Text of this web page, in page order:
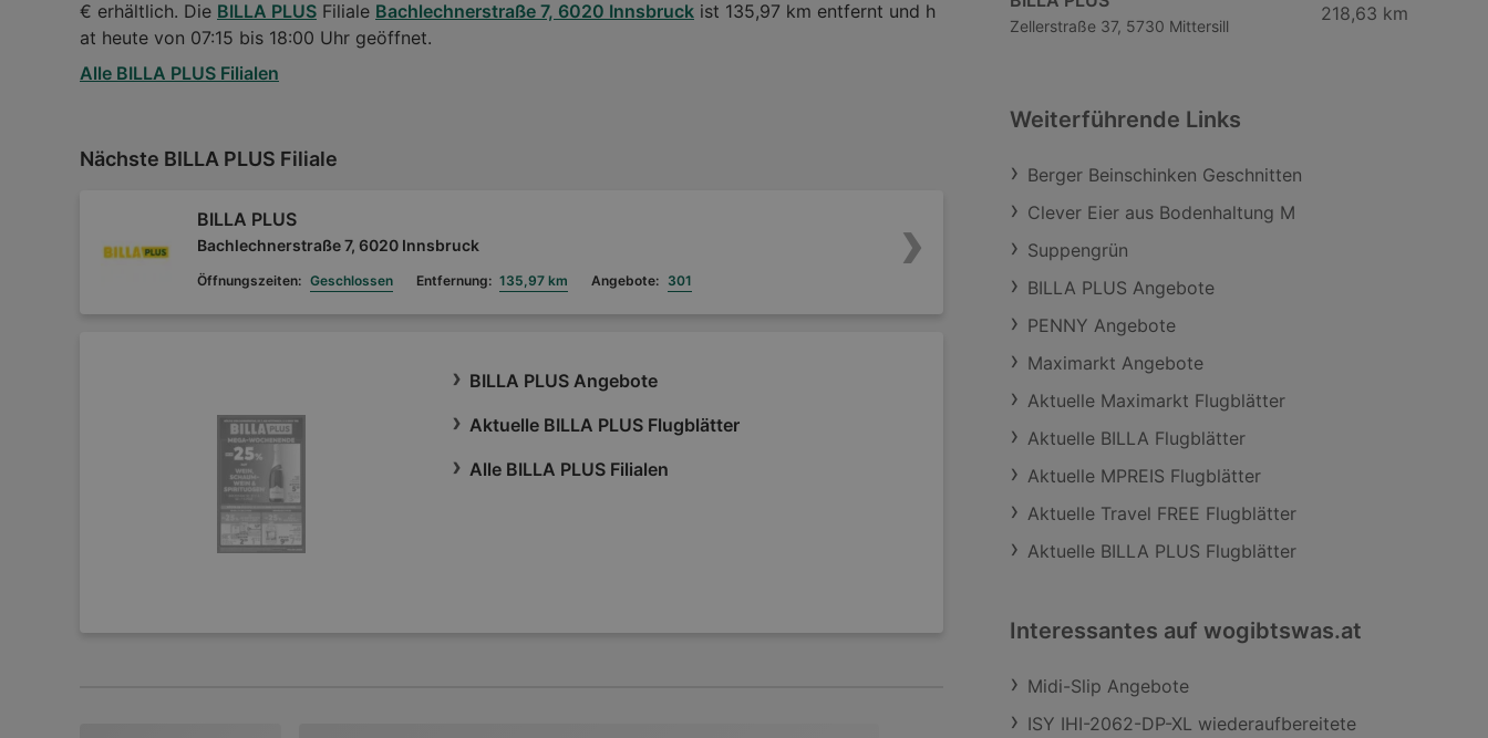
€ erhältlich. Die BILLA PLUS Filiale Bachlechnerstraße 7, 6020 Innsbruck ist 135,97 km entfernt und h
at heute von 07:15 bis 18:00 Uhr geöffnet.
Alle BILLA PLUS Filialen
Nächste BILLA PLUS Filiale
BILLA PLUS
Bachlechnerstraße 7, 6020 Innsbruck
Öffnungszeiten: Geschlossen Entfernung: 135,97 km Angebote: 301
BILLA PLUS Angebote
Aktuelle BILLA PLUS Flugblätter
Alle BILLA PLUS Filialen
Zellerstraße 37, 5730 Mittersill
218,63 km
Weiterführende Links
Berger Beinschinken Geschnitten
Clever Eier aus Bodenhaltung M
Suppengrün
BILLA PLUS Angebote
PENNY Angebote
Maximarkt Angebote
Aktuelle Maximarkt Flugblätter
Aktuelle BILLA Flugblätter
Aktuelle MPREIS Flugblätter
Aktuelle Travel FREE Flugblätter
Aktuelle BILLA PLUS Flugblätter
Interessantes auf wogibtswas.at
Midi-Slip Angebote
ISY IHI-2062-DP-XL wiederaufbereitete